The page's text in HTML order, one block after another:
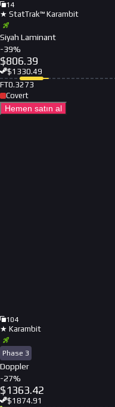
14
★ StatTrak™ Karambit
Siyah Laminant
-39%
$806.39
$1330.49
FT0.3273
Covert
Hemen satın al
104
★ Karambit
Phase 3
Doppler
-27%
$1363.42
$1874.91